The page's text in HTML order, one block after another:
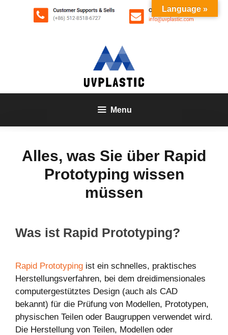
Menu
Alles, was Sie über Rapid
Prototyping wissen
müssen
Was ist Rapid Prototyping?
Rapid Prototyping ist ein schnelles, praktisches
Herstellungsverfahren, bei dem dreidimensionales
computergestütztes Design (auch als CAD
bekannt) für die Prüfung von Modellen, Prototypen,
physischen Teilen oder Baugruppen verwendet wird.
Die Herstellung von Teilen, Modellen oder
Language »